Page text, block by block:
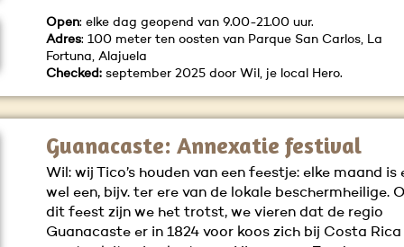
Open: elke dag geopend van 9.00-21.00 uur.
Adres: 100 meter ten oosten van Parque San Carlos, La
Fortuna, Alajuela
Checked:september 2025 door Wil, je local Hero.
Guanacaste: Annexatie festival
Wil: wij Tico’s houden van een feestje: elke maand is
wel een, bijv. ter ere van de lokale beschermheilige.
dit feest zijn we het trotst, we vieren dat de regio
Guanacaste er in 1824 voor koos zich bij Costa Rica